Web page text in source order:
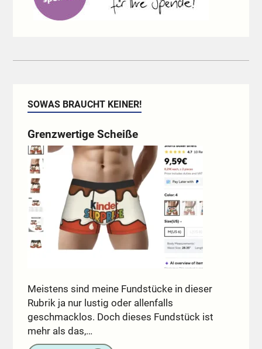
SOWAS BRAUCHT KEINER!
Grenzwertige Scheiße
Meistens sind meine Fundstücke in dieser
Rubrik ja nur lustig oder allenfalls
geschmacklos. Doch dieses Fundstück ist
mehr als das,…